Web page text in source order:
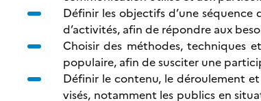
Définir les objectifs d’une séquence
d’activités, afin de répondre aux
Choisir des méthodes, techniques
populaire, afin de susciter une
Définir le contenu, le déroulement
visés, notamment les publics en